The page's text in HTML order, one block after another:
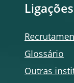
Glossário
Outras